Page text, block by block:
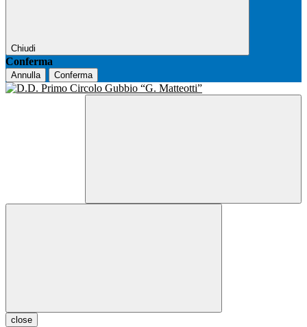
Chiudi
Conferma
Annulla Conferma
close